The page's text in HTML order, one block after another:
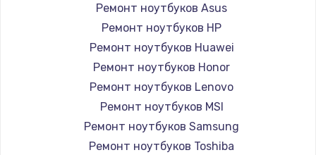
Ремонт оптики
450 руб.
Заказать
Замена кабеля
550 руб.
Заказать
Ремонт ноутбуков Asus
Ремонт ноутбуков HP
Ремонт ноутбуков Huawei
Ремонт ноутбуков Honor
Ремонт ноутбуков Lenovo
Ремонт ноутбуков MSI
Ремонт ноутбуков Samsung
Ремонт ноутбуков Toshiba